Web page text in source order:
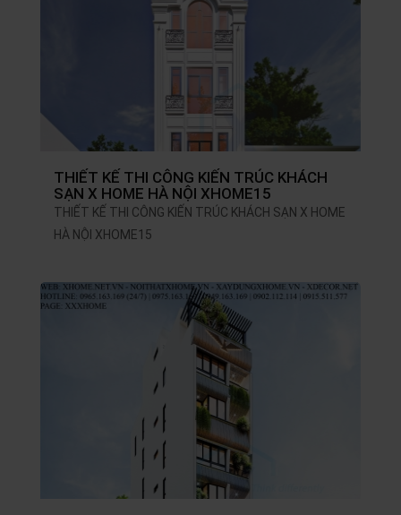
THIẾT KẾ THI CÔNG KIẾN TRÚC KHÁCH
SẠN X HOME HÀ NỘI XHOME15
THIẾT KẾ THI CÔNG KIẾN TRÚC KHÁCH SẠN X HOME
HÀ NỘI XHOME15